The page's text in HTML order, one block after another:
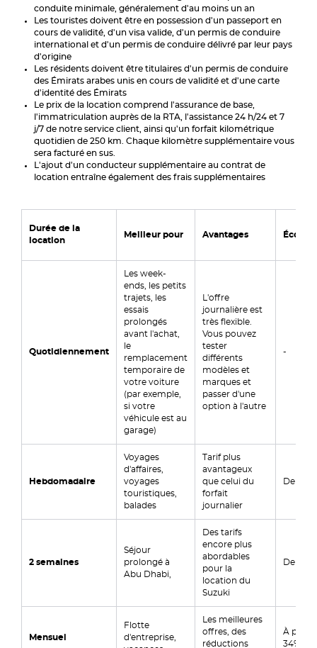
conduite minimale, généralement d'au moins un an
Les touristes doivent être en possession d'un passeport en
cours de validité, d'un visa valide, d'un permis de conduire
international et d'un permis de conduire délivré par leur pays
d'origine
Les résidents doivent être titulaires d'un permis de conduire
des Émirats arabes unis en cours de validité et d'une carte
d'identité des Émirats
Le prix de la location comprend l'assurance de base,
l'immatriculation auprès de la RTA, l'assistance 24 h/24 et 7
j/7 de notre service client, ainsi qu'un forfait kilométrique
quotidien de 250 km. Chaque kilomètre supplémentaire vous
sera facturé en sus.
L'ajout d'un conducteur supplémentaire au contrat de
location entraîne également des frais supplémentaires
Durée de la
location
Meilleur pour Avantages
Quotidiennement
Les week-
ends, les petits
trajets, les
essais
prolongés
avant l'achat,
le
remplacement
temporaire de
votre voiture
(par exemple,
si votre
véhicule est au
garage)
L'offre
journalière est
très flexible.
Vous pouvez
tester
différents
modèles et
marques et
passer d'une
option à l'autre
-
Hebdomadaire
Voyages
d'affaires,
voyages
touristiques,
balades
Tarif plus
avantageux
que celui du
forfait
journalier
De 17%
2 semaines
Séjour
prolongé à
Abu Dhabi,
Des tarifs
encore plus
abordables
pour la
location du
Suzuki
De 27%
Mensuel
Flotte
d'entreprise,
Les meilleures
offres, des
réductions
À partir
34% et